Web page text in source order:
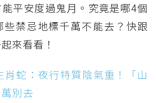
平安度過鬼月。究竟是哪4個
些禁忌地標千萬不能去？快跟
來看看！
肖蛇：夜行特質陰氣重！「山
別去